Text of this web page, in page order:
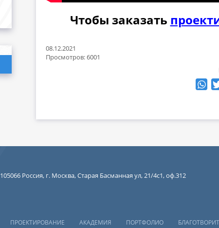
Чтобы заказать
08.12.2021
Просмотров: 6001
105066 Россия, г. Москва, Старая Басманная ул, 21/4с1, оф.312
ПРОЕКТИРОВАНИЕ АКАДЕМИЯ ПОРТФОЛИО